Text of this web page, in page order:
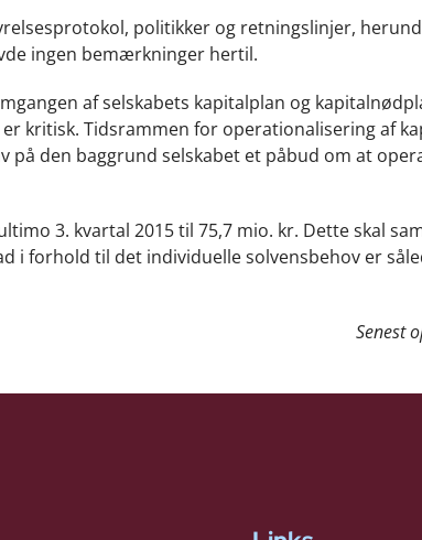
politikker og retningslinjer,
ingen bemærkninger hertil.
af selskabets kapitalplan og
kritisk. Tidsrammen for operationalisering af
den baggrund selskabet et påbud om at
3. kvartal 2015 til 75,7 mio. kr. Dette skal
i forhold til det individuelle solvensbehov er
Senest